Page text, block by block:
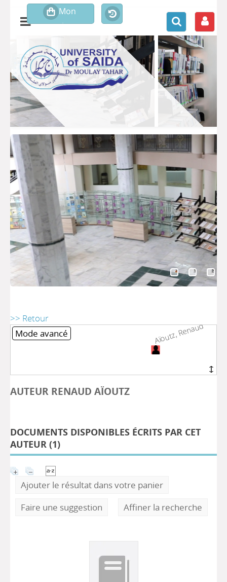
>> Retour
Aïoutz, Renaud
Aïoutz, Renaud
Mode avancé
AUTEUR RENAUD AÏOUTZ
DOCUMENTS DISPONIBLES ÉCRITS PAR CET
AUTEUR (1)
Ajouter le résultat dans votre panier
Faire une suggestion
Affiner la recherche